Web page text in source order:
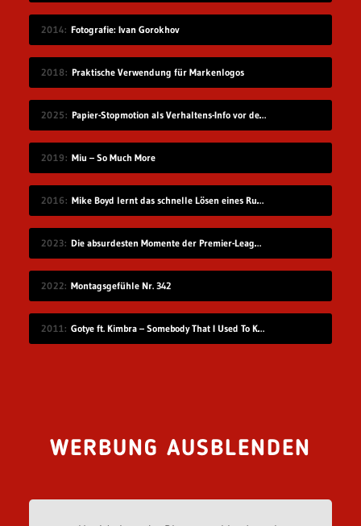
2014 Fotografie: Ivan Gorokhov
2018 Praktische Verwendung für Markenlogos
2025 Papier-Stopmotion als Verhaltens-Info vor dem Kinofilm
2019 Miu – So Much More
2016 Mike Boyd lernt das schnelle Lösen eines Rubik’s Cube
2023 Die absurdesten Momente der Premier-League-Saison 22/23
2022 Montagsgefühle Nr. 342
2011 Gotye ft. Kimbra – Somebody That I Used To Know
WERBUNG AUSBLENDEN